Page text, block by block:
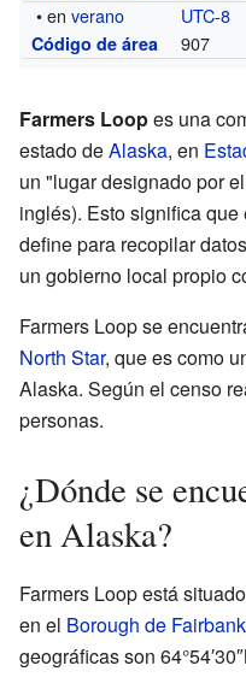
• enverano UTC-8
Código de área 907
Farmers Loopes una
estado deAlaska, en
un "lugar designado por
inglés). Esto significa
define para recopilar
un gobierno local propio
Farmers Loop se
North Star, que es como
Alaska. Según el censo
personas.
¿Dónde se
en Alaska?
Farmers Loop está
en el Borough de
geográficas son